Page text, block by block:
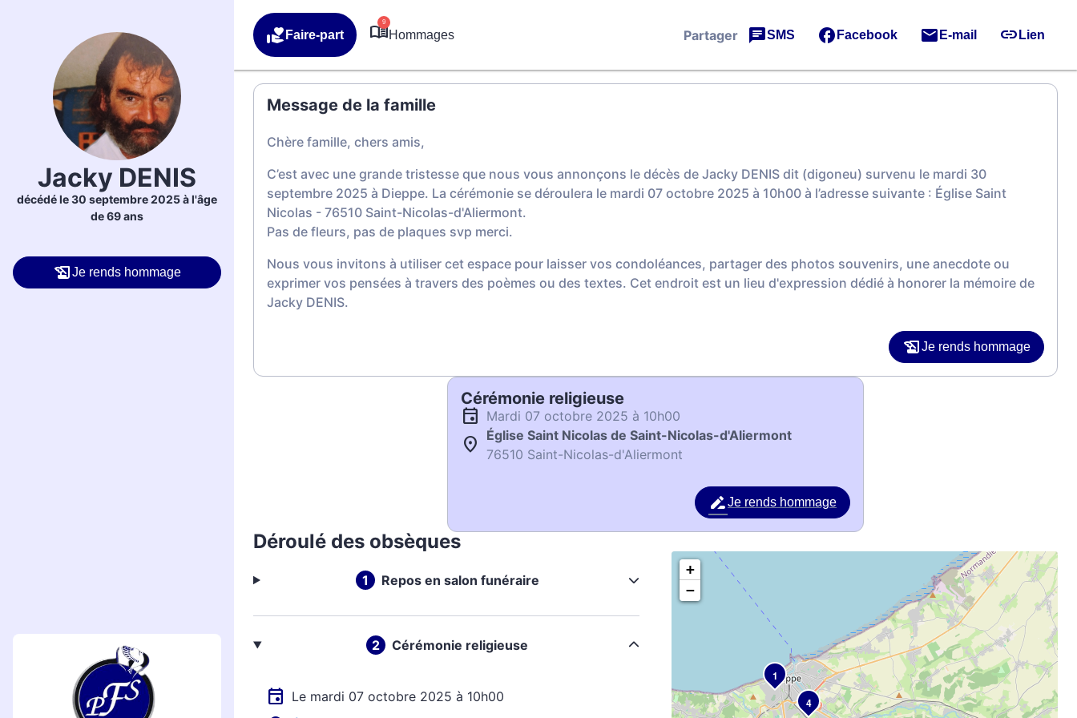
Jacky DENIS
décédé le 30 septembre 2025 à l'âge
de 69 ans
Je rends hommage
Faire-part
9
Hommages Partager SMS Facebook E-mail Lien
Message de la famille
Chère famille, chers amis,
C’est avec une grande tristesse que nous vous annonçons le décès de Jacky DENIS dit (digoneu) survenu le mardi 30
septembre 2025 à Dieppe. La cérémonie se déroulera le mardi 07 octobre 2025 à 10h00 à l’adresse suivante : Église Saint
Nicolas - 76510 Saint-Nicolas-d'Aliermont.
Pas de fleurs, pas de plaques svp merci.
Nous vous invitons à utiliser cet espace pour laisser vos condoléances, partager des photos souvenirs, une anecdote ou
exprimer vos pensées à travers des poèmes ou des textes. Cet endroit est un lieu d'expression dédié à honorer la mémoire de
Jacky DENIS.
Je rends hommage
Cérémonie religieuse
mardi 07 octobre 2025 à 10h00
Église Saint Nicolas de Saint-Nicolas-d'Aliermont
76510 Saint-Nicolas-d'Aliermont
Je rends hommage
Déroulé des obsèques
Repos en salon funéraire
Cérémonie religieuse
Le mardi 07 octobre 2025 à 10h00
1
4
+
−